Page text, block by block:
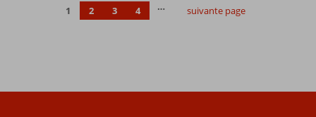
1 2 3 4 … suivante page